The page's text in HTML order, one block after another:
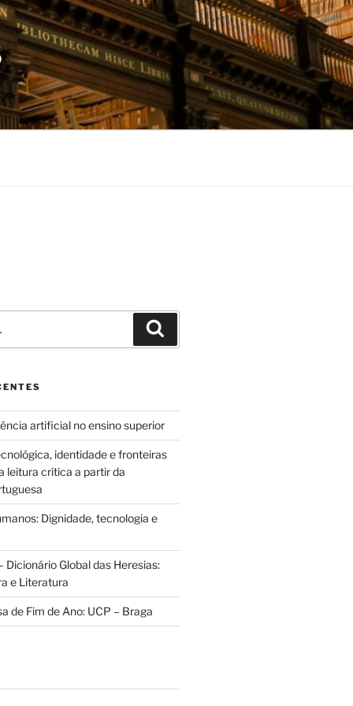
artificial no ensino superior
identidade e fronteiras
leitura crítica a partir da
Dignidade, tecnologia e
Dicionário Global das Heresias:
e Literatura
de Fim de Ano: UCP – Braga